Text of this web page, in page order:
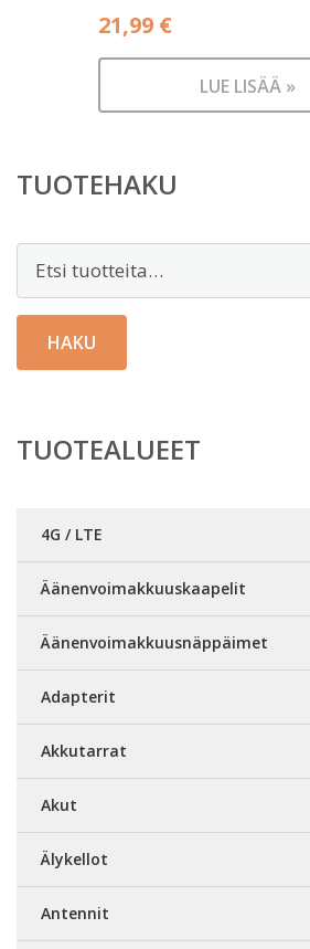
21,99 €
LUE LISÄÄ »
TUOTEHAKU
Etsi:
HAKU
TUOTEALUEET
4G / LTE
Äänenvoimakkuuskaapelit
Äänenvoimakkuusnäppäimet
Adapterit
Akkutarrat
Akut
Älykellot
Antennit